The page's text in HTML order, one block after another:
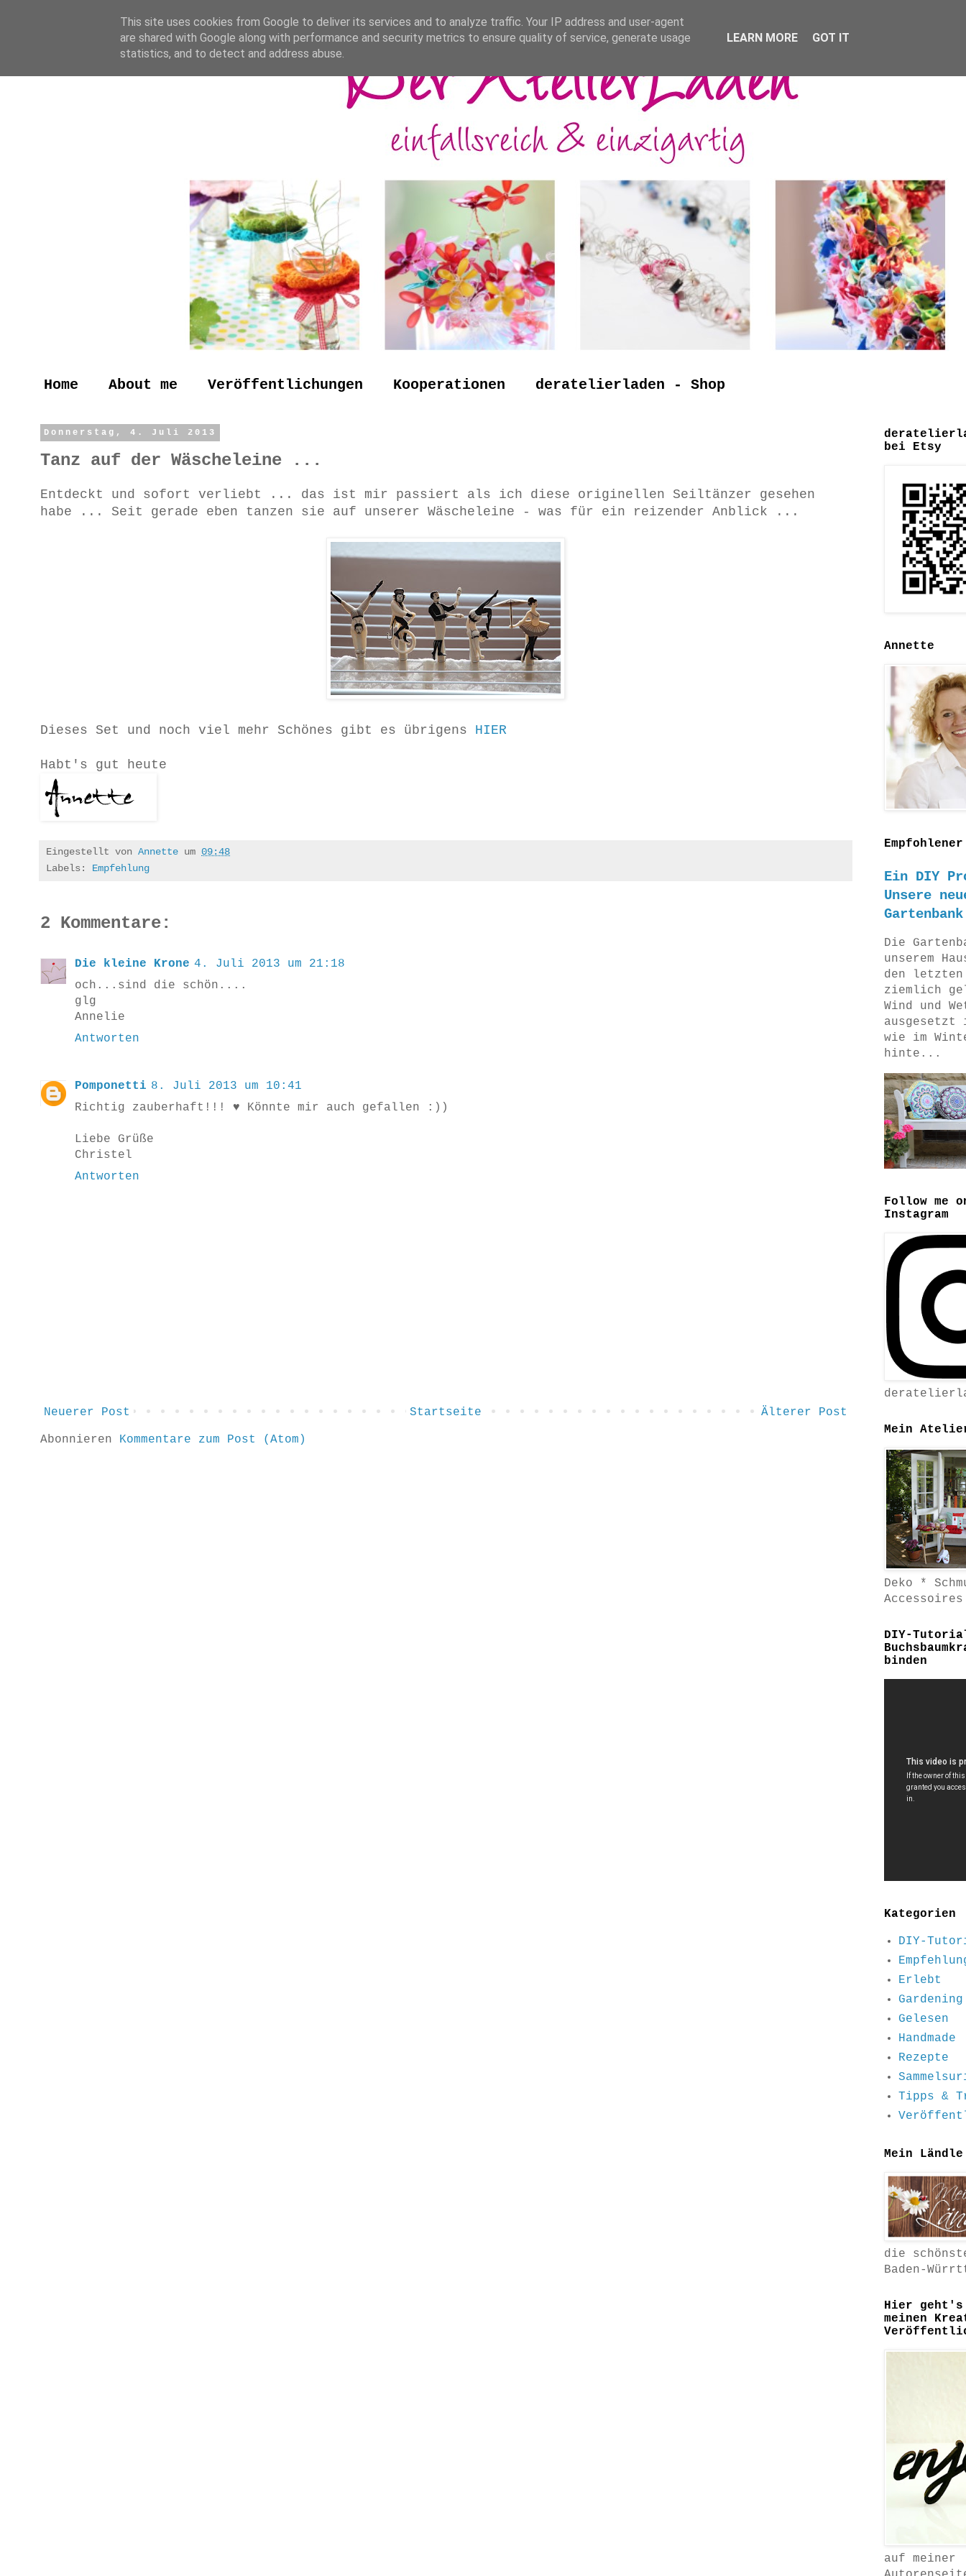
Home About me Veröffentlichungen Kooperationen deratelierladen - Shop
Donnerstag, 4. Juli 2013
Tanz auf der Wäscheleine ...
Entdeckt und sofort verliebt ... das ist mir passiert als ich diese originellen Seiltänzer gesehen
habe ... Seit gerade eben tanzen sie auf unserer Wäscheleine - was für ein reizender Anblick ...
Dieses Set und noch viel mehr Schönes gibt es übrigens HIER
Habt's gut heute
Eingestellt von Annette um 09:48
Labels: Empfehlung
2 Kommentare:
Die kleine Krone 4. Juli 2013 um 21:18
och...sind die schön....
glg
Annelie
Antworten
Pomponetti 8. Juli 2013 um 10:41
Richtig zauberhaft!!! ♥ Könnte mir auch gefallen :))
Liebe Grüße
Christel
Antworten
Neuerer Post Älterer Post
Startseite
Abonnieren Kommentare zum Post (Atom)
bei Etsy
Annette
Ein DIY
Unsere
Die
unserem
den letzten
ziemlich
Wind und
ausgesetzt
wie im
hinte...
Follow me
Instagram
Mein
Deko *
Accessoires
DIY-
binden
Kategorien
DIY-
Erlebt
Gardening
Gelesen
Handmade
Rezepte
Tipps &
Mein Ländle
die
Baden-
Hier geht's
meinen
auf meiner
This site uses cookies from Google to deliver its services and to analyze traffic. Your IP address and user-agent
are shared with Google along with performance and security metrics to ensure quality of service, generate usage
statistics, and to detect and address abuse.
LEARN MORE GOT IT